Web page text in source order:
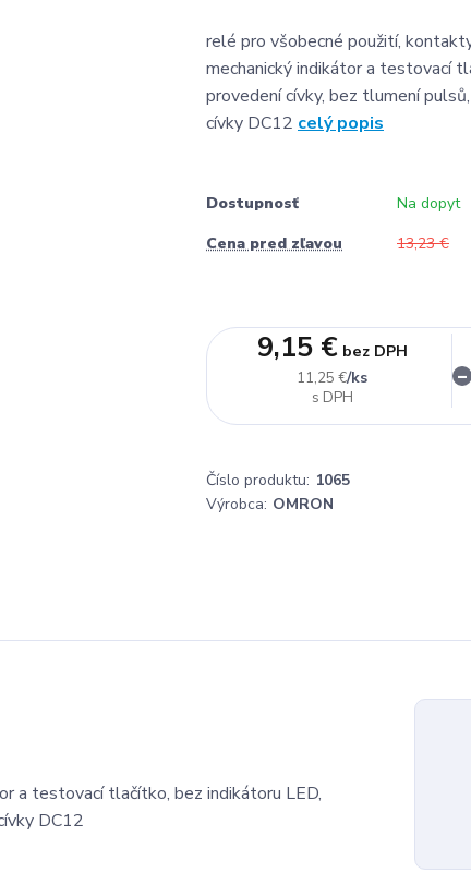
relé pro všobecné použití,
mechanický indikátor a testovací
provedení cívky, bez tlumení
cívky DC12 celý popis
Dostupnosť
Na dopyt
Cena pred zľavou
13,23 €
11,25 €/ks
9,15 € bez DPH
Číslo produktu: 1065
Výrobca: OMRON
a testovací tlačítko, bez indikátoru LED,
DC12